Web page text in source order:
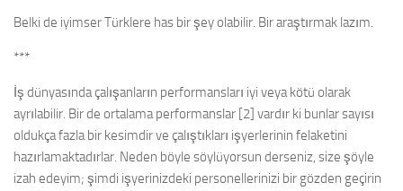
Belki de iyimser Türklere has bir şey olabilir. Bir araştırmak lazım.
***
İş dünyasında çalışanların performansları iyi veya kötü olarak
ayrılabilir. Bir de ortalama performanslar [2] vardır ki bunlar sayısı
oldukça fazla bir kesimdir ve çalıştıkları işyerlerinin felaketini
hazırlamaktadırlar. Neden böyle söylüyorsun derseniz, size şöyle
izah edeyim; şimdi işyerinizdeki personellerinizi bir gözden geçirin